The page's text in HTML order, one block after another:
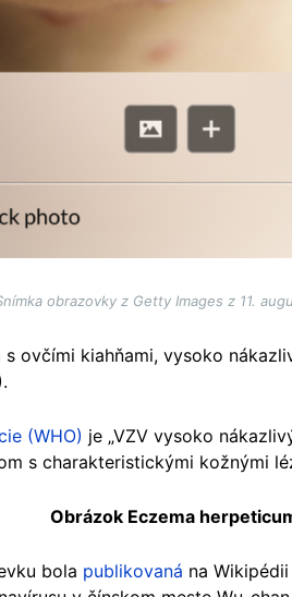
obrazovky z Getty Images z 11.
ovčími kiahňami, vysoko
(WHO) je „VZV vysoko
s charakteristickými kožnými
Obrázok Eczema
bola publikovaná na